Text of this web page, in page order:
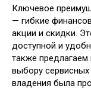
Ключевое
— гибкие
акции и скидки.
доступной и
также предлагаем
выбору сервисных
владения была